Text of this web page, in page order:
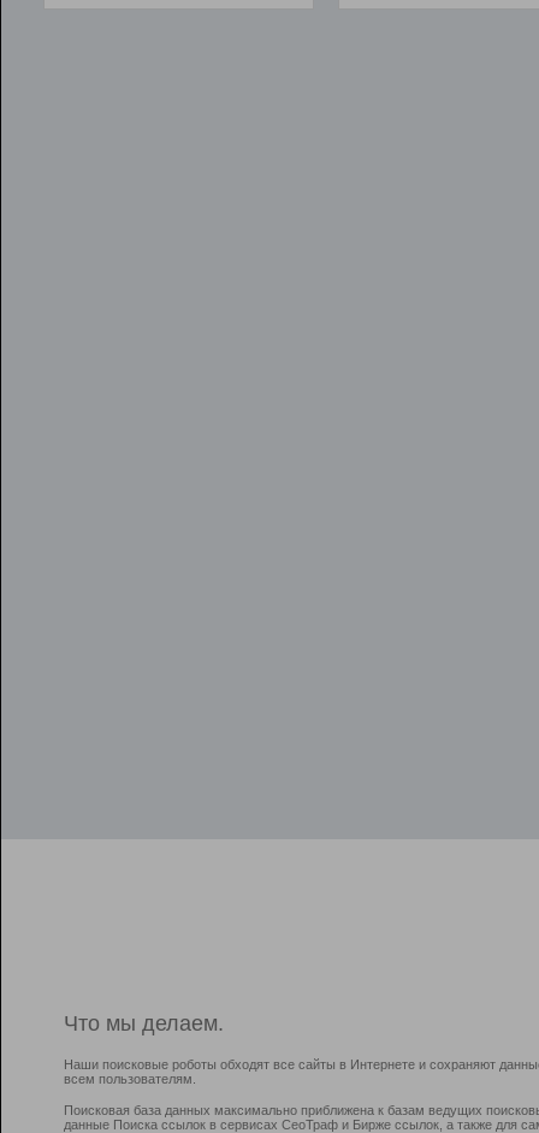
Что мы делаем.
Наши поисковые роботы обходят все сайты в Интернете и сохраняют
всем пользователям.
Поисковая база данных максимально приближена к базам ведущих
данные Поиска ссылок в сервисах СеоТраф и Бирже ссылок, а также для